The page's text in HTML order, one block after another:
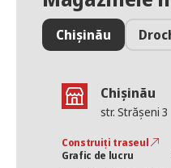
Chișinău
Chișinău
str. Strășeni 3
Construiți traseul
Grafic de lucru